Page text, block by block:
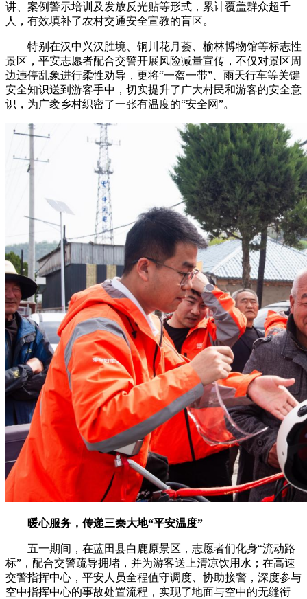
讲、案例警示培训及发放反光贴等形式，累计覆盖群众超千
人，有效填补了农村交通安全宣教的盲区。
特别在汉中兴汉胜境、铜川花月荟、榆林博物馆等标志性
景区，平安志愿者配合交警开展风险减量宣传，不仅对景区周
边违停乱象进行柔性劝导，更将“一盔一带”、雨天行车等关键
安全知识送到游客手中，切实提升了广大村民和游客的安全意
识，为广袤乡村织密了一张有温度的“安全网”。
暖心服务，传递三秦大地“平安温度”
五一期间，在蓝田县白鹿原景区，志愿者们化身“流动路
标”，配合交警疏导拥堵，并为游客送上清凉饮用水；在高速
交警指挥中心，平安人员全程值守调度、协助接警，深度参与
空中指挥中心的事故处置流程，实现了地面与空中的无缝衔